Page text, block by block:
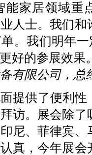
能家居领域重
人士。我们
。我们明年
好的参展效果
有限公司，总
提供了便利
访。展会除
尼、菲律宾
真，今年展